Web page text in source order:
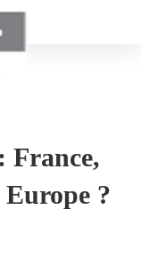
France,
Europe ?